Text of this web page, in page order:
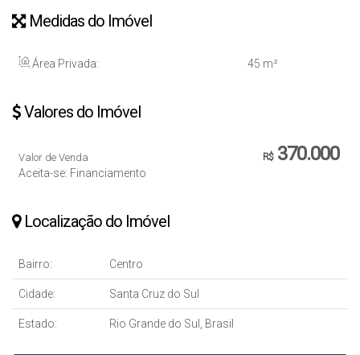
Medidas do Imóvel
Área Privada: 45 m²
Valores do Imóvel
R$370.000
Valor de Venda
Aceita-se: Financiamento
Localização do Imóvel
Bairro: Centro
Cidade: Santa Cruz do Sul
Estado: Rio Grande do Sul, Brasil